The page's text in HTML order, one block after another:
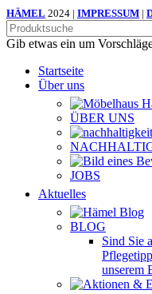
HÄMEL 2024 | IMPRESSUM |
Gib etwas ein um
Startseite
Über uns
ÜBER UNS
JOBS
Aktuelles
BLOG
Sind Sie
unserem